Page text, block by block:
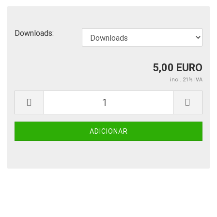
Downloads:
5,00 EURO
incl. 21% IVA